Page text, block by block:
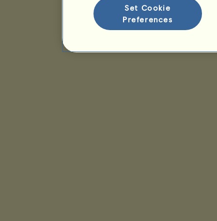
Set Cookie
Preferences